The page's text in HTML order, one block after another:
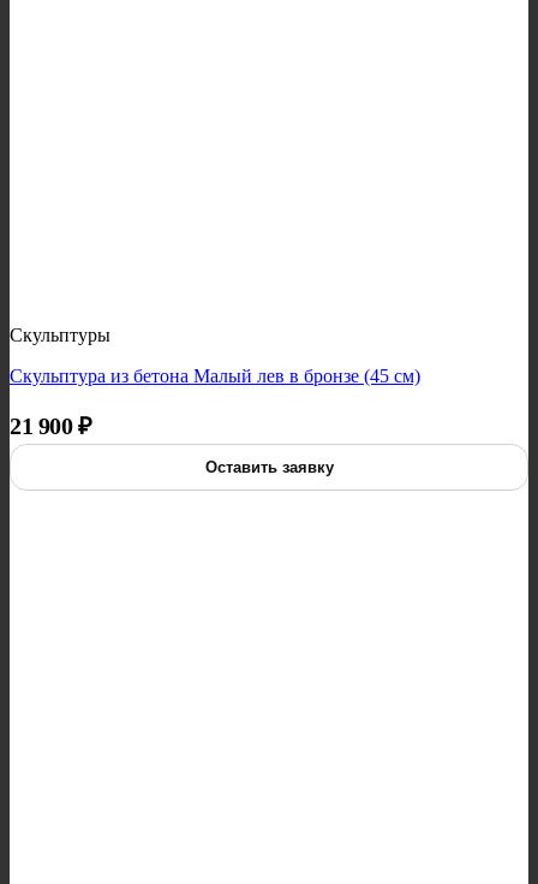
Скульптуры
Скульптура из бетона Малый лев в бронзе (45 см)
21 900₽
Оставить заявку